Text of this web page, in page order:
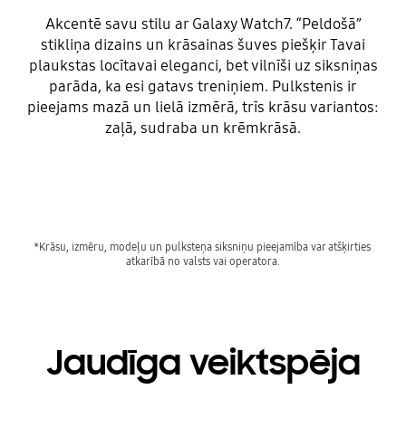
Akcentē savu stilu ar Galaxy Watch7. “Peldošā”
stikliņa dizains un krāsainas šuves piešķir Tavai
plaukstas locītavai eleganci, bet vilnīši uz siksniņas
parāda, ka esi gatavs treniņiem. Pulkstenis ir
pieejams mazā un lielā izmērā, trīs krāsu variantos:
zaļā, sudraba un krēmkrāsā.
*Krāsu, izmēru, modeļu un pulksteņa siksniņu pieejamība var atšķirties
Jaudīga veiktspēja